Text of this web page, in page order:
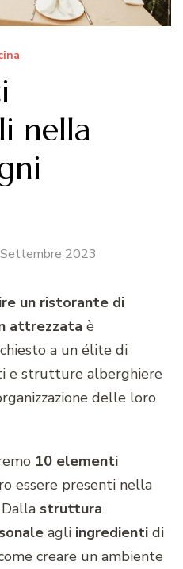
nella
2023
un ristorante di
attrezzata è
a un élite di
e strutture alberghiere
delle loro
10 elementi
essere presenti nella
struttura
agli ingredienti di
creare un ambiente